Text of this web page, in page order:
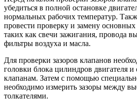
убедиться в полной остановке
нормальных рабочих температур.
провести проверку и замену основных
таких как свечи зажигания, провода
фильтры воздуха и масла.
Для проверки зазоров клапанов
головки блока цилиндров двигателя и
клапанам. Затем с помощью
необходимо измерить зазоры между
толкателями.